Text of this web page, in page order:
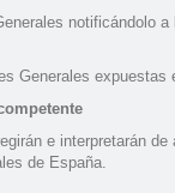
Generales
e interpretarán
de España.